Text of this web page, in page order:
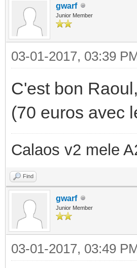
gwarf
Junior Member
03-01-2017, 03:39
C'est bon
(70 euros avec
Calaos v2 mele
Find
gwarf
Junior Member
03-01-2017, 03:49